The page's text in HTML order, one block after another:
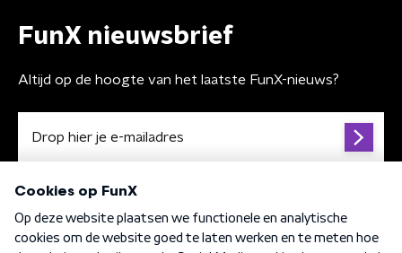
FunX nieuwsbrief
Altijd op de hoogte van het laatste FunX-nieuws?